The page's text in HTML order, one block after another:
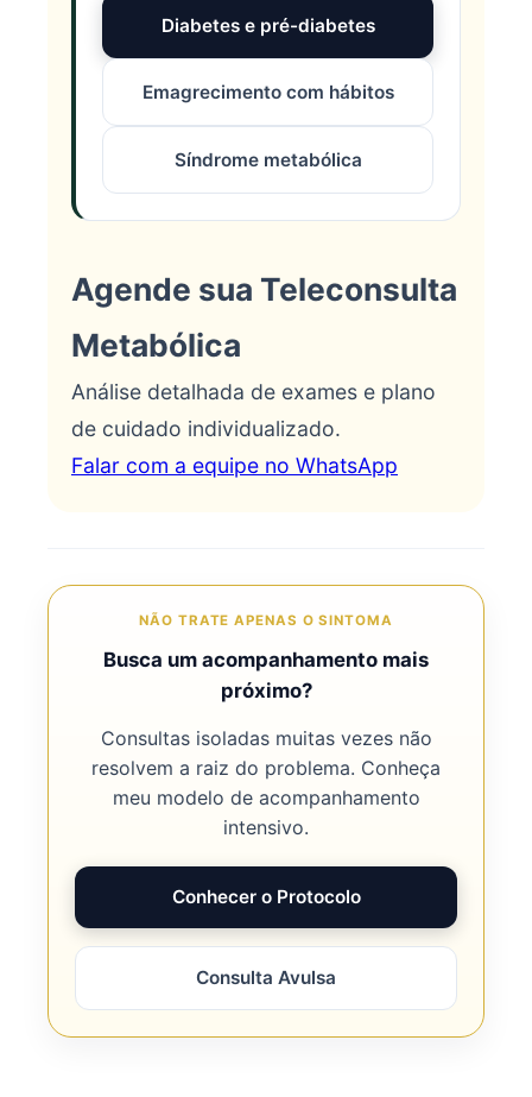
Diabetes e pré-diabetes
Emagrecimento com hábitos
Síndrome metabólica
Agende sua Teleconsulta
Metabólica
Análise detalhada de exames e plano
de cuidado individualizado.
Falar com a equipe no WhatsApp
NÃO TRATE APENAS O SINTOMA
Busca um acompanhamento mais
próximo?
Consultas isoladas muitas vezes não
resolvem a raiz do problema. Conheça
meu modelo de acompanhamento
intensivo.
Conhecer o Protocolo
Consulta Avulsa